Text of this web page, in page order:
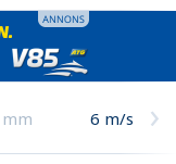
mm 6 m/s